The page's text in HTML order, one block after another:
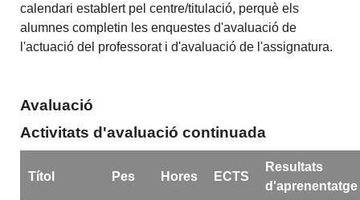
calendari establert pel centre/titulació, perquè els
alumnes completin les enquestes d'avaluació de
l'actuació del professorat i d'avaluació de l'assignatura.
Avaluació
Activitats d'avaluació continuada
Títol Pes Hores ECTS
Resultats
d'aprenentatge